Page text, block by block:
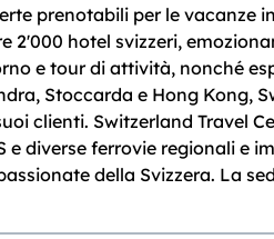
prenotabili per le vacanze
2'000 hotel svizzeri,
e tour di attività, nonché
Stoccarda e Hong Kong,
clienti. Switzerland Travel
e diverse ferrovie regionali e
della Svizzera. La